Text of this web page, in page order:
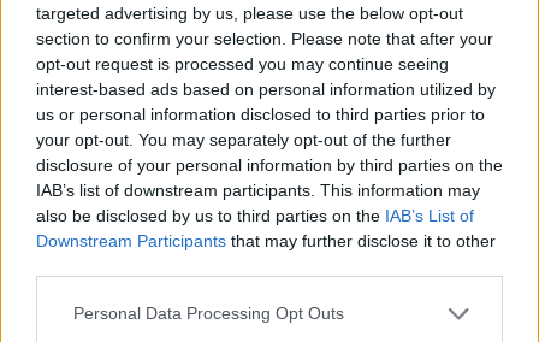
targeted advertising by us, please use the below opt-out
section to confirm your selection. Please note that after your
opt-out request is processed you may continue seeing
interest-based ads based on personal information utilized by
us or personal information disclosed to third parties prior to
your opt-out. You may separately opt-out of the further
disclosure of your personal information by third parties on the
IAB’s list of downstream participants. This information may
also be disclosed by us to third parties on the IAB’s List of
Downstream Participants that may further disclose it to other
Personal Data Processing Opt Outs
Ακολούθησε το Avopolis Network στο Google
News
Previous Article Next Article